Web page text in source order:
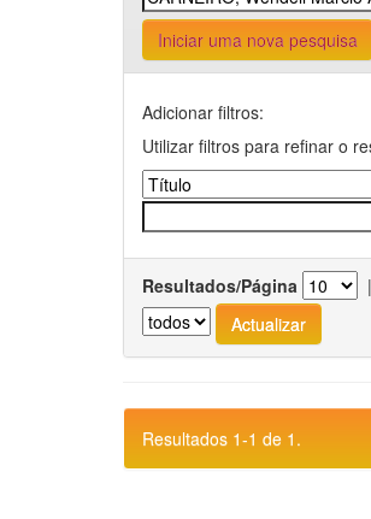
Iniciar uma nova pesquisa
Adicionar filtros:
Utilizar filtros para refinar o
Resultados/Página |
Resultados 1-1 de 1.